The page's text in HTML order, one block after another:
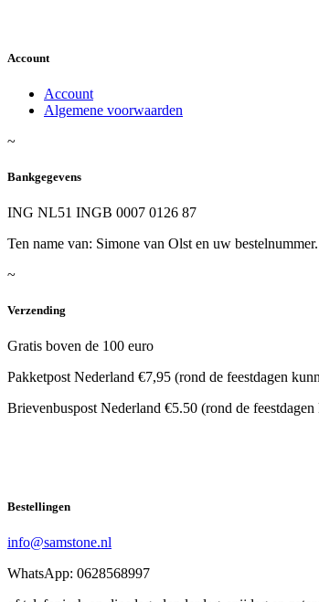
Account
Account
Algemene voorwaarden
~
Bankgegevens
ING NL51 INGB 0007 0126 87
Ten name van: Simone van Olst en uw bestelnummer.
~
Verzending
Gratis boven de 100 euro
Pakketpost Nederland €7,95 (rond de feestdagen
Brievenbuspost Nederland €5.50 (rond de
Bestellingen
info@samstone.nl
WhatsApp: 0628568997